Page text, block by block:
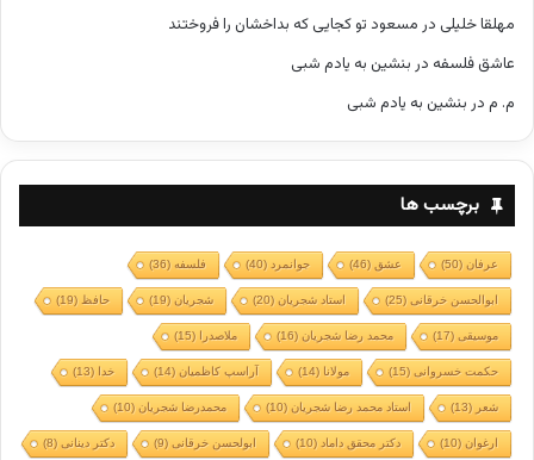
مهلقا خلیلی در مسعود تو کجایی که بداخشان را فروختند
عاشق فلسفه در بنشین به یادم شبی
م. م در بنشین به یادم شبی
برچسب ها
عرفان(50) عشق(46) جوانمرد(40) فلسفه(36)
ابوالحسن خرقانی(25) استاد شجریان(20) شجریان(19) حافظ(19)
موسیقی(17) محمد رضا شجریان(16) ملاصدرا (15)
حکمت خسروانی(15) مولانا (14) آراسپ کاظمیان(14) خدا (13)
شعر (13) استاد محمد رضا شجریان(10) محمدرضا شجریان(10)
ارغوان(10) دکتر محقق داماد(10) ابولحسن خرقانی(9) دکتر دینانی(8)